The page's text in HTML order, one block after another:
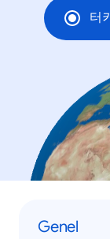
터키
Genel